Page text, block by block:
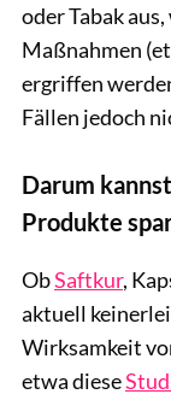
oder Tabak
Maßnahmen
ergriffen
Fällen jedoch
Darum
Produkte
ObSaftkur,
aktuell
Wirksamkeit
etwa diese